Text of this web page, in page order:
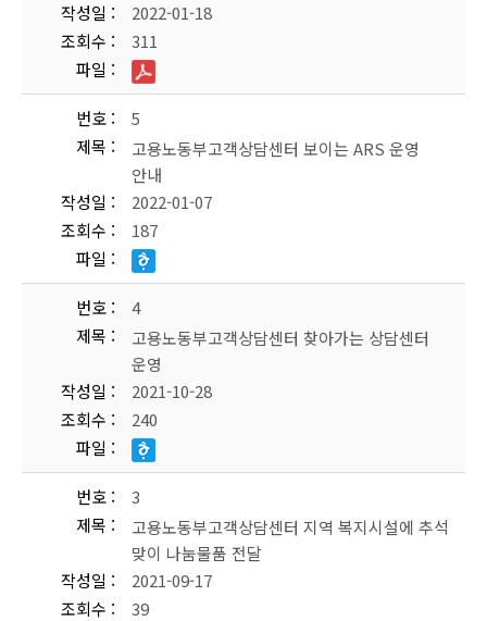
작성일
2022-01-18
조회수
311
파일
번호
5
제목
고용노동부고객상담센터 보이는 ARS 운영
안내
작성일
2022-01-07
조회수
187
파일
번호
4
제목
고용노동부고객상담센터 찾아가는 상담센터
운영
작성일
2021-10-28
조회수
240
파일
번호
3
제목
고용노동부고객상담센터 지역 복지시설에 추석
맞이 나눔물품 전달
작성일
2021-09-17
조회수
39